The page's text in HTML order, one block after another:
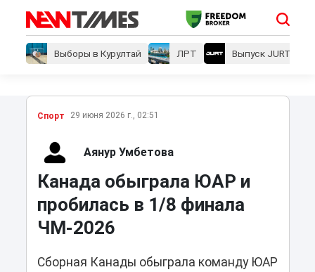
Выборы в Курултай ЛРТ Выпуск JURT
Спорт 29 июня 2026 г., 02:51
Аянур Умбетова
Канада обыграла ЮАР и
пробилась в 1/8 финала
ЧМ-2026
Сборная Канады обыграла команду ЮАР